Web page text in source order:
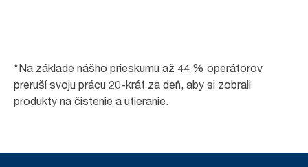
*Na základe nášho prieskumu až 44 % operátorov
preruší svoju prácu 20-krát za deň, aby si zobrali
produkty na čistenie a utieranie.